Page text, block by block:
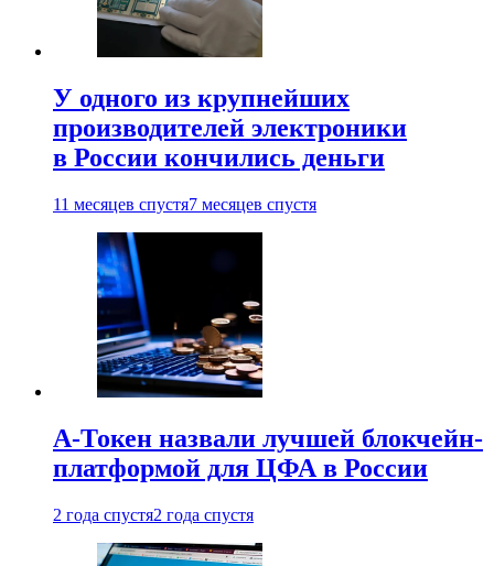
У одного из крупнейших
производителей электроники
в России кончились деньги
11 месяцев спустя7 месяцев спустя
А-Токен назвали лучшей блокчейн-
платформой для ЦФА в России
2 года спустя2 года спустя